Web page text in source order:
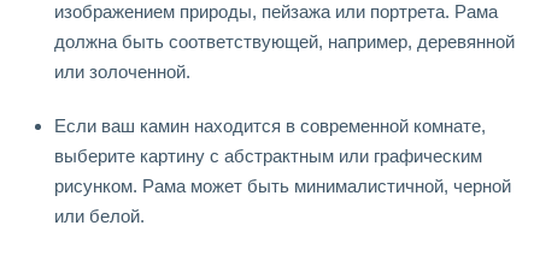
изображением природы, пейзажа или портрета. Рама
должна быть соответствующей, например, деревянной
или золоченной.
Если ваш камин находится в современной комнате,
выберите картину с абстрактным или графическим
рисунком. Рама может быть минималистичной, черной
или белой.